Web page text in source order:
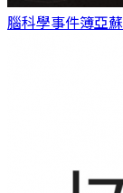
腦科學事件簿亞蘇